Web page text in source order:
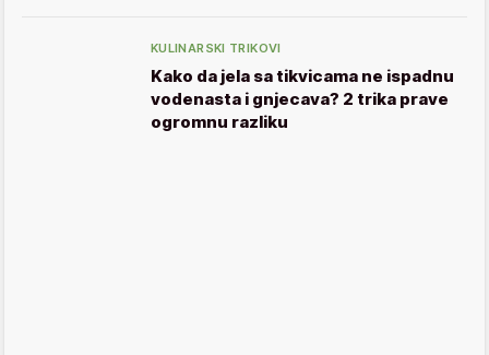
KULINARSKI TRIKOVI
Kako da jela sa tikvicama ne ispadnu
vodenasta i gnjecava? 2 trika prave
ogromnu razliku